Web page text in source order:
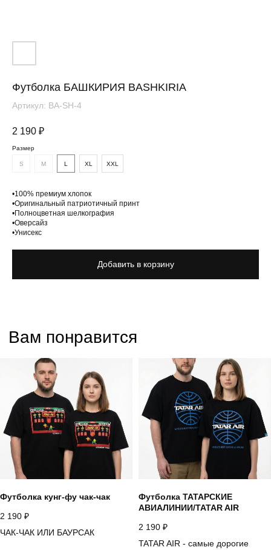
Футболка БАШКИРИЯ BASHKIRIA
Артикул: BA-SH-4
2 190 ₽
Размер
S M L XL XXL
•100% премиум хлопок
•Оригинальный патриотичный принт
•Полноцветная шелкография
•Оверсайз
•Унисекс
Добавить в корзину
Вам понравится
Футболка кунг-фу чак-чак
2 190 ₽
ЧАК-ЧАК ИЛИ БАУРСАК
Футболка ТАТАРСКИЕ
АВИАЛИНИИ/TATAR AIR
2 190 ₽
TATAR AIR - самые дорогие